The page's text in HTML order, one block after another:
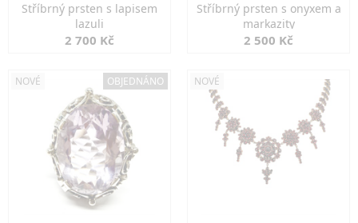
Stříbrný prsten s lapisem
lazuli
2 700 Kč
Stříbrný prsten s onyxem a
markazity
2 500 Kč
NOVÉ OBJEDNÁNO NOVÉ